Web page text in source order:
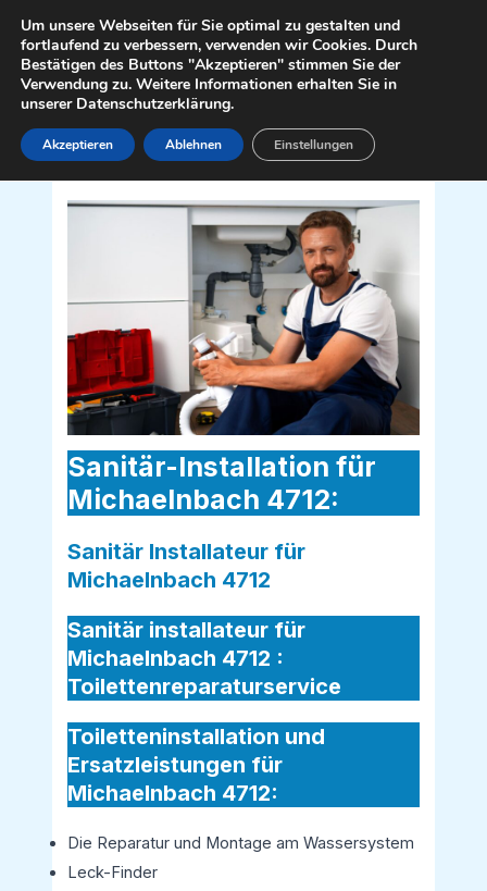
Inhalt
springen
Sanitär Installateur für Michaelnbach
Sanitär-Installation für
Michaelnbach 4712:
Sanitär Installateur für
Michaelnbach 4712
Sanitär installateur für
Michaelnbach 4712 :
Toilettenreparaturservice
Toiletteninstallation und
Ersatzleistungen für
Michaelnbach 4712:
Die Reparatur und Montage am Wassersystem
Leck-Finder
Um unsere Webseiten für Sie optimal zu gestalten und
fortlaufend zu verbessern, verwenden wir Cookies. Durch
Bestätigen des Buttons "Akzeptieren" stimmen Sie der
Verwendung zu. Weitere Informationen erhalten Sie in
unserer Datenschutzerklärung.
Akzeptieren Ablehnen Einstellungen